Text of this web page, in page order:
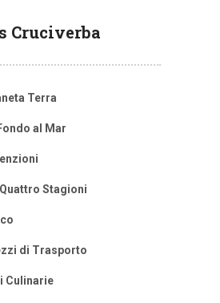
Cruciverba
Terra
al Mar
Stagioni
di Trasporto
Culinarie